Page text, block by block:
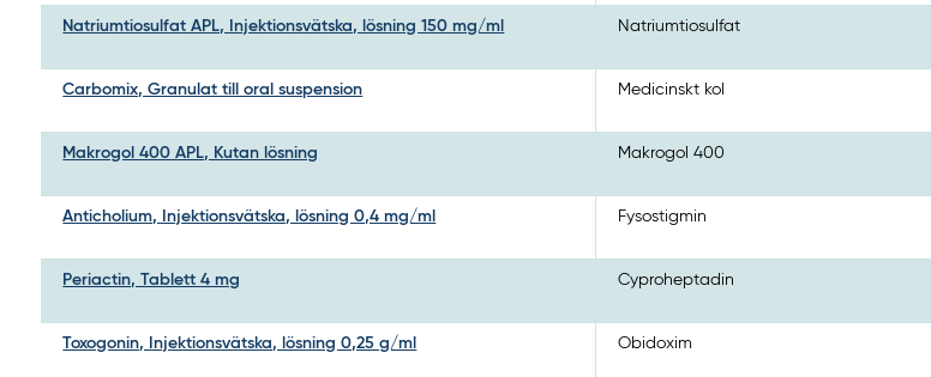
Natriumtiosulfat APL, Injektionsvätska, lösning 150 mg/ml Natriumtiosulfat
Carbomix, Granulat till oral suspension Medicinskt kol
Makrogol 400 APL, Kutan lösning Makrogol 400
Anticholium, Injektionsvätska, lösning 0,4 mg/ml Fysostigmin
Periactin, Tablett 4 mg Cyproheptadin
Toxogonin, Injektionsvätska, lösning 0,25 g/ml Obidoxim